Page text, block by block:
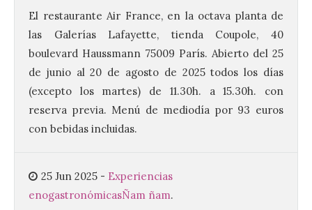
El restaurante Air France, en la octava planta de
las Galerías Lafayette, tienda Coupole, 40
boulevard Haussmann 75009 París. Abierto del 25
de junio al 20 de agosto de 2025 todos los días
(excepto los martes) de 11.30h. a 15.30h. con
reserva previa. Menú de mediodía por 93 euros
con bebidas incluidas.
25 Jun 2025 - Experiencias
enogastronómicasÑam ñam.
Sacra de la Universidad
Pontificia de Salamanca
(UPSA), premiará composiciones
inéditas, destinadas a coro, con un
podrán presentarse hasta el 30 de
noviembre. La Universidad, a […]
especializado y
profesional de bomberos
forestales en el País